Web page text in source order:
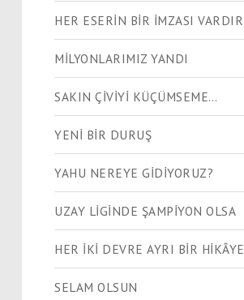
HER ESERİN BİR İMZASI VARDIR
MİLYONLARIMIZ YANDI
SAKIN ÇİVİYİ KÜÇÜMSEME…
YENİ BİR DURUŞ
YAHU NEREYE GİDİYORUZ?
UZAY LİGİNDE ŞAMPİYON OLSA
HER İKİ DEVRE AYRI BİR HİKÂYE
SELAM OLSUN